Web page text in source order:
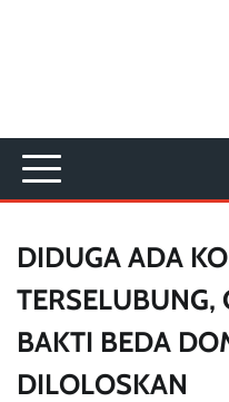
DIDUGA ADA
BAKTI BEDA
DILOLOSKAN